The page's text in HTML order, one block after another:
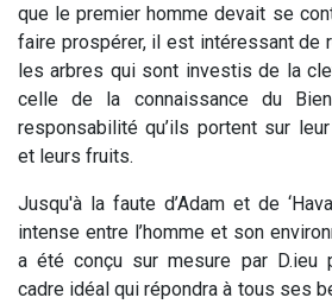
que le premier homme devait se
faire prospérer, il est intéressant de
les arbres qui sont investis de la
celle de la connaissance du
responsabilité qu’ils portent sur
et leurs fruits.
Jusqu'à la faute d’Adam et de
intense entre l’homme et son
a été conçu sur mesure par D.ieu
cadre idéal qui répondra à tous ses